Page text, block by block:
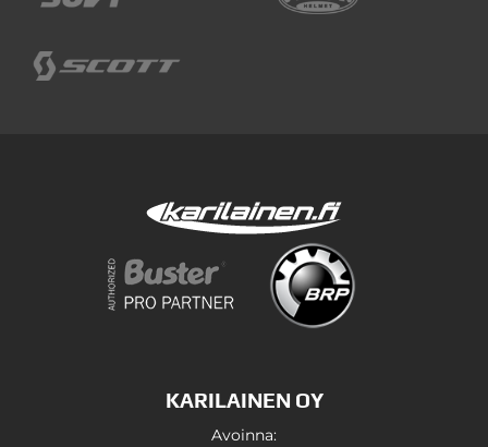
KARILAINEN OY
Avoinna: